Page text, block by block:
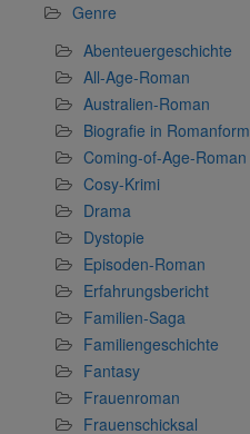
Genre
Abenteuergeschichte
All-Age-Roman
Australien-Roman
Biografie in Romanform
Coming-of-Age-Roman
Cosy-Krimi
Drama
Dystopie
Episoden-Roman
Erfahrungsbericht
Familien-Saga
Familiengeschichte
Fantasy
Frauenroman
Frauenschicksal